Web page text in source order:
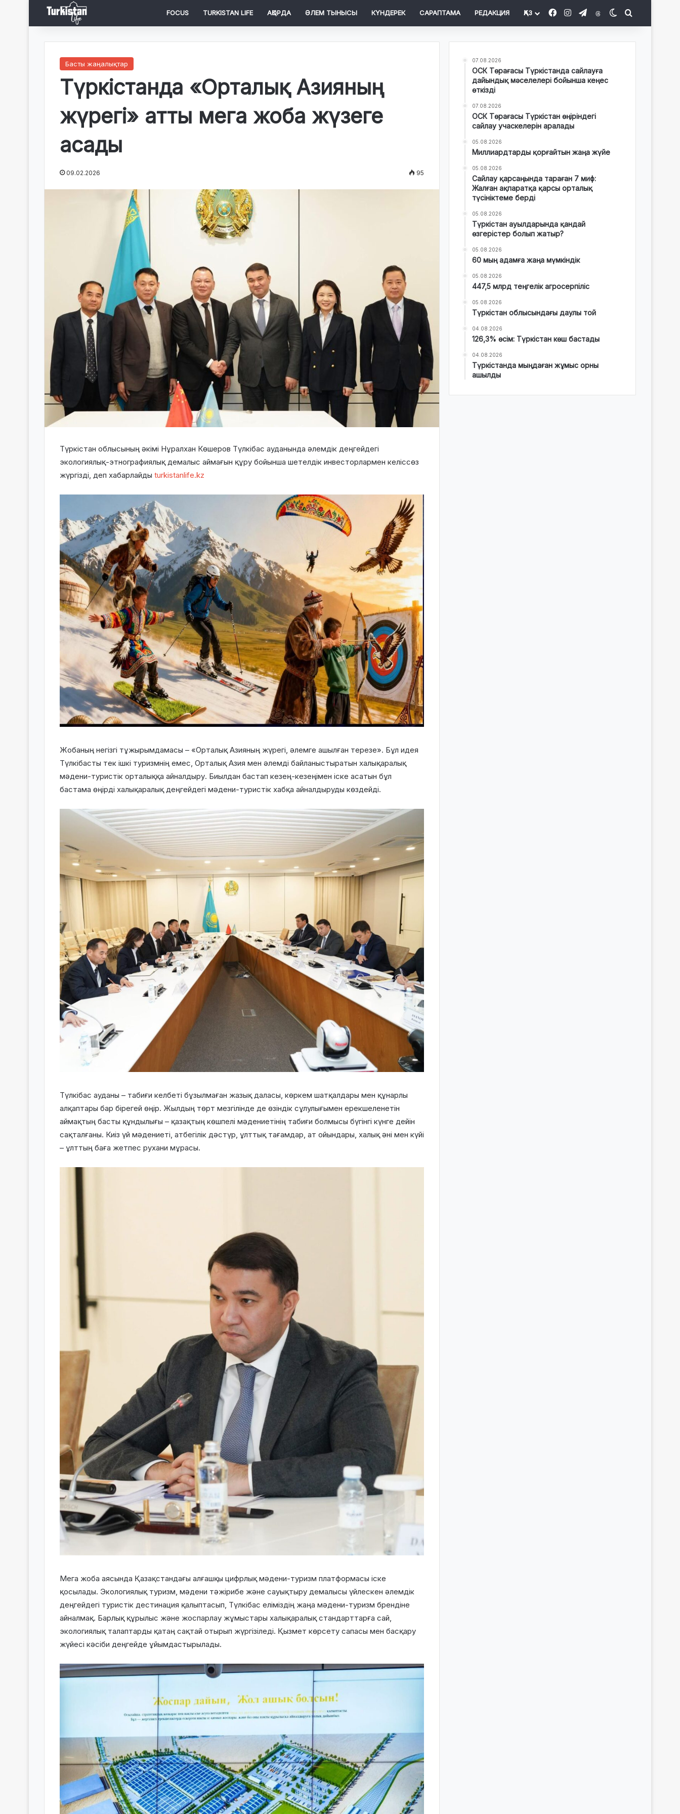
FOCUS TURKISTAN LIFE АҚОРДА ӘЛЕМ ТЫНЫСЫ КҮНДЕРЕК САРАПТАМА РЕДАКЦИЯ ҚАЗ FacebookInstagram
TelegramThreadsSwitch skin
Басты жаңалықтар
Түркістанда «Орталық Азияның
жүрегі» атты мега жоба жүзеге
асады
09.02.2026 95
Түркістан облысының әкімі Нұралхан Көшеров Түлкібас ауданында әлемдік деңгейдегі
экологиялық-этнографиялық демалыс аймағын құру бойынша шетелдік инвесторлармен келіссөз
жүргізді, деп хабарлайды turkistanlife.kz
Жобаның негізгі тұжырымдамасы – «Орталық Азияның жүрегі, әлемге ашылған терезе». Бұл идея
Түлкібасты тек ішкі туризмнің емес, Орталық Азия мен әлемді байланыстыратын халықаралық
мәдени-туристік орталыққа айналдыру. Биылдан бастап кезең-кезеңімен іске асатын бұл
бастама өңірді халықаралық деңгейдегі мәдени-туристік хабқа айналдыруды көздейді.
Түлкібас ауданы – табиғи келбеті бұзылмаған жазық даласы, көркем шатқалдары мен құнарлы
алқаптары бар бірегей өңір. Жылдың төрт мезгілінде де өзіндік сұлулығымен ерекшеленетін
аймақтың басты құндылығы – қазақтың көшпелі мәдениетінің табиғи болмысы бүгінгі күнге дейін
сақталғаны. Киіз үй мәдениеті, атбегілік дәстүр, ұлттық тағамдар, ат ойындары, халық әні мен күйі
– ұлттың баға жетпес рухани мұрасы.
Мега жоба аясында Қазақстандағы алғашқы цифрлық мәдени-туризм платформасы іске
қосылады. Экологиялық туризм, мәдени тәжірибе және сауықтыру демалысы үйлескен әлемдік
деңгейдегі туристік дестинация қалыптасып, Түлкібас еліміздің жаңа мәдени-туризм брендіне
айналмақ. Барлық құрылыс және жоспарлау жұмыстары халықаралық стандарттарға сай,
экологиялық талаптарды қатаң сақтай отырып жүргізіледі. Қызмет көрсету сапасы мен басқару
жүйесі кәсіби деңгейде ұйымдастырылады.
07.08.2026
ОСК Төрағасы Түркістанда сайлауға
дайындық мәселелері бойынша кеңес
өткізді
07.08.2026
ОСК Төрағасы Түркістан өңіріндегі
сайлау учаскелерін аралады
05.08.2026
Миллиардтарды қорғайтын жаңа жүйе
05.08.2026
Сайлау қарсаңында тараған 7 миф:
Жалған ақпаратқа қарсы орталық
түсініктеме берді
05.08.2026
Түркістан ауылдарында қандай
өзгерістер болып жатыр?
05.08.2026
60 мың адамға жаңа мүмкіндік
05.08.2026
447,5 млрд теңгелік агросерпіліс
05.08.2026
Түркістан облысындағы даулы той
04.08.2026
126,3% өсім: Түркістан көш бастады
04.08.2026
Түркістанда мыңдаған жұмыс орны
ашылды